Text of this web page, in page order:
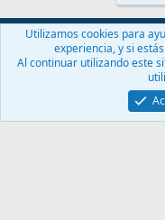
Español (ES)
Contáctanos
Términos y
Community platform by
Utilizamos cookies para
experiencia, y si
Al continuar utilizando este